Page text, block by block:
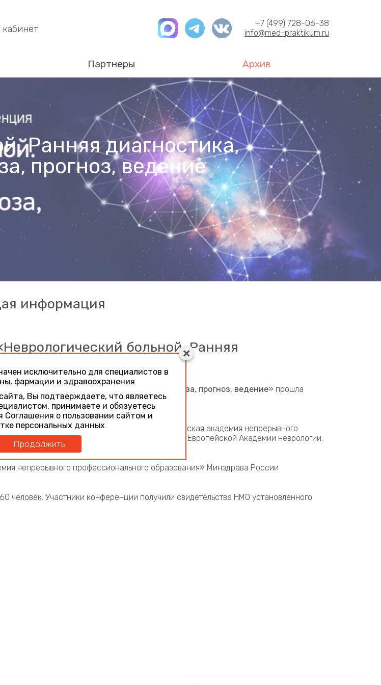
+7 (499) 728-06-38
info@med-praktikum.ru
Партнеры Архив
Ранняя диагностика,
прогноз, ведение
информация
больной. Ранняя
прогноз, ведение»
Ранняя диагностика, формулирование диагноза, прогноз, ведение» прошла
неврологии ФГБОУ ДПО «Российская медицинская академия непрерывного
Центра экстрапирамидных заболеваний, член Европейской Академии неврологии.
непрерывного профессионального образования» Минздрава России
Участники конференции получили свидетельства НМО установленного
исключительно для специалистов в
фармации и здравоохранения
Вы подтверждаете, что являетесь
принимаете и обязуетесь
Соглашения о пользовании сайтом и
персональных данных
Продолжить